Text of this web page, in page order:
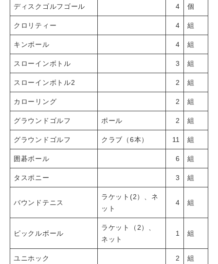
ディスクゴルフゴール 4 個
クロリティー 4 組
キンボール 4 組
スローインボトル 3 組
スローインボトル2 2 組
カローリング 2 組
グラウンドゴルフ ポール 2 組
グラウンドゴルフ クラブ（6本） 11 組
囲碁ボール 6 組
タスポニー 3 組
バウンドテニス
ラケット(2）、ネ
ット
4 組
ピックルボール
ラケット（2）、
ネット
1 組
ユニホック 2 組